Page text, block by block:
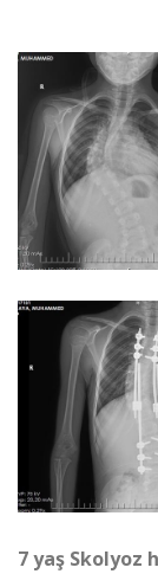
7 yaş Skolyoz